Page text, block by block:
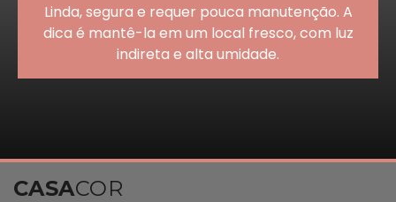
Linda, segura e requer pouca manutenção. A
dica é mantê-la em um local fresco, com luz
indireta e alta umidade.
CASACOR